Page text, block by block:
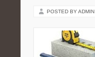
POSTED BY ADMIN